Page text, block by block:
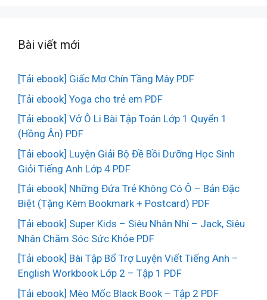
Bài viết mới
[Tải ebook] Giấc Mơ Chín Tầng Mây PDF
[Tải ebook] Yoga cho trẻ em PDF
[Tải ebook] Vở Ô Li Bài Tập Toán Lớp 1 Quyển 1
(Hồng Ân) PDF
[Tải ebook] Luyện Giải Bộ Đề Bồi Dưỡng Học Sinh
Giỏi Tiếng Anh Lớp 4 PDF
[Tải ebook] Những Đứa Trẻ Không Có Ô – Bản Đặc
Biệt (Tặng Kèm Bookmark + Postcard) PDF
[Tải ebook] Super Kids – Siêu Nhân Nhí – Jack, Siêu
Nhân Chăm Sóc Sức Khỏe PDF
[Tải ebook] Bài Tập Bổ Trợ Luyện Viết Tiếng Anh –
English Workbook Lớp 2 – Tập 1 PDF
[Tải ebook] Mèo Mốc Black Book – Tập 2 PDF